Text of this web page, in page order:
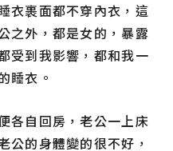
衣裹面都不穿內衣，這
之外，都是女的，暴露
受到我影響，都和我一
睡衣。
各自回房，老公一上床
公的身體變的很不好，